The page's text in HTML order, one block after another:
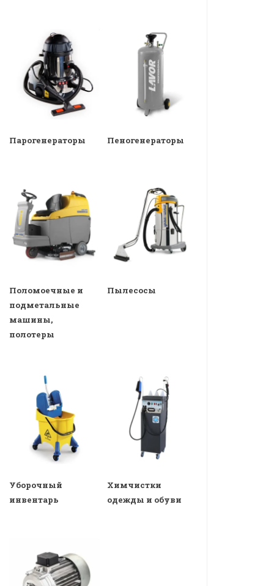
Парогенераторы Пеногенераторы
Поломоечные и
подметальные
машины,
полотеры
Пылесосы
Уборочный
инвентарь
Химчистки
одежды и обуви